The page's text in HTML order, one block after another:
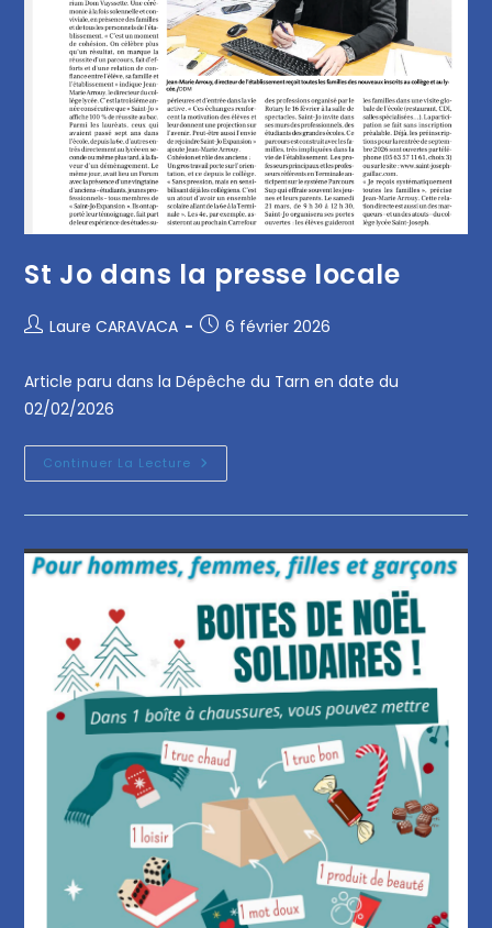
St Jo dans la presse locale
Laure CARAVACA 6 février 2026
Article paru dans la Dépêche du Tarn en date du
02/02/2026
Continuer La Lecture